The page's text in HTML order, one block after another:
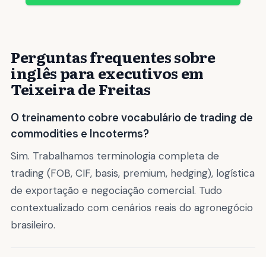
Perguntas frequentes sobre
inglês para executivos em
Teixeira de Freitas
O treinamento cobre vocabulário de trading de
commodities e Incoterms?
Sim. Trabalhamos terminologia completa de
trading (FOB, CIF, basis, premium, hedging), logística
de exportação e negociação comercial. Tudo
contextualizado com cenários reais do agronegócio
brasileiro.